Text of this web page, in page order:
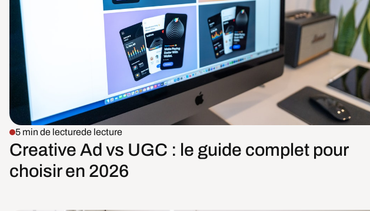
5 min de lecturede lecture
Creative Ad vs UGC : le guide complet pour
choisir en 2026